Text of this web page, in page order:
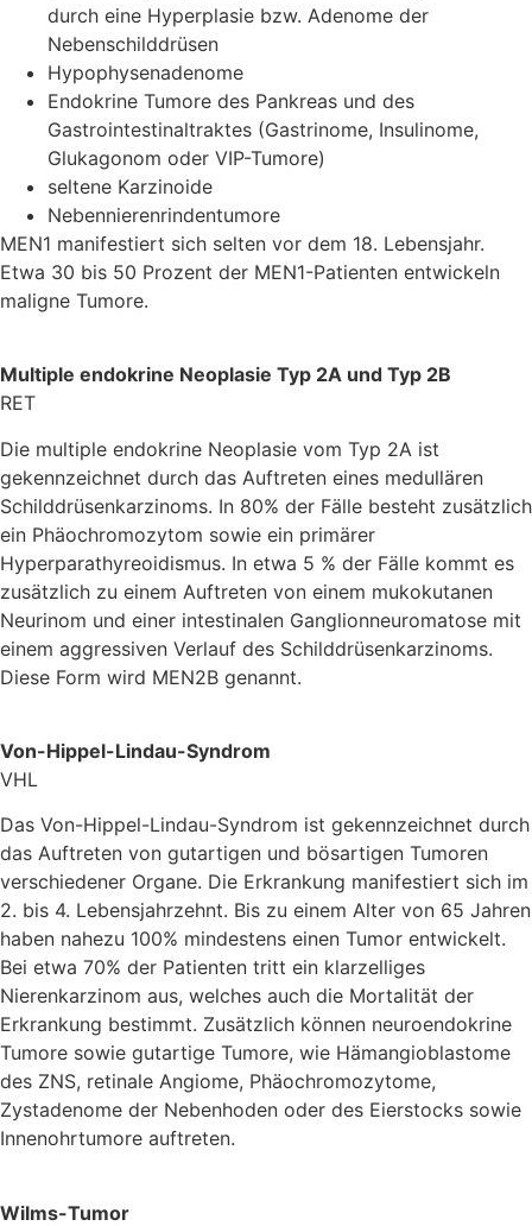
durch eine Hyperplasie bzw. Adenome der
Nebenschilddrüsen
Hypophysenadenome
Endokrine Tumore des Pankreas und des
Gastrointestinaltraktes (Gastrinome, Insulinome,
Glukagonom oder VIP-Tumore)
seltene Karzinoide
Nebennierenrindentumore
MEN1 manifestiert sich selten vor dem 18. Lebensjahr.
Etwa 30 bis 50 Prozent der MEN1-Patienten entwickeln
maligne Tumore.
Multiple endokrine Neoplasie Typ 2A und Typ 2B
RET
Die multiple endokrine Neoplasie vom Typ 2A ist
gekennzeichnet durch das Auftreten eines medullären
Schilddrüsenkarzinoms. In 80% der Fälle besteht zusätzlich
ein Phäochromozytom sowie ein primärer
Hyperparathyreoidismus. In etwa 5 % der Fälle kommt es
zusätzlich zu einem Auftreten von einem mukokutanen
Neurinom und einer intestinalen Ganglionneuromatose mit
einem aggressiven Verlauf des Schilddrüsenkarzinoms.
Diese Form wird MEN2B genannt.
Von-Hippel-Lindau-Syndrom
VHL
Das Von-Hippel-Lindau-Syndrom ist gekennzeichnet durch
das Auftreten von gutartigen und bösartigen Tumoren
verschiedener Organe. Die Erkrankung manifestiert sich im
2. bis 4. Lebensjahrzehnt. Bis zu einem Alter von 65 Jahren
haben nahezu 100% mindestens einen Tumor entwickelt.
Bei etwa 70% der Patienten tritt ein klarzelliges
Nierenkarzinom aus, welches auch die Mortalität der
Erkrankung bestimmt. Zusätzlich können neuroendokrine
Tumore sowie gutartige Tumore, wie Hämangioblastome
des ZNS, retinale Angiome, Phäochromozytome,
Zystadenome der Nebenhoden oder des Eierstocks sowie
Innenohrtumore auftreten.
Wilms-Tumor